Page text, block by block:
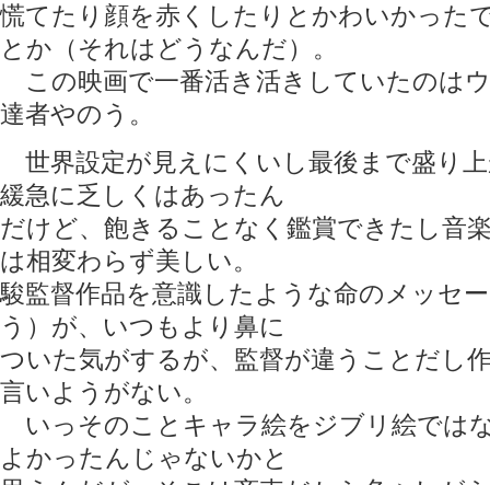
慌てたり顔を赤くしたりとかわいかった
とか（それはどうなんだ）。
この映画で一番活き活きしていたのは
達者やのう。
世界設定が見えにくいし最後まで盛り
緩急に乏しくはあったん
だけど、飽きることなく鑑賞できたし音
は相変わらず美しい。
駿監督作品を意識したような命のメッセ
う）が、いつもより鼻に
ついた気がするが、監督が違うことだし
言いようがない。
いっそのことキャラ絵をジブリ絵では
よかったんじゃないかと